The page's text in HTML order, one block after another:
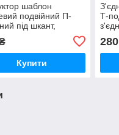
шаблон
подвійний П-
під шкант,
Купити
Т-
280